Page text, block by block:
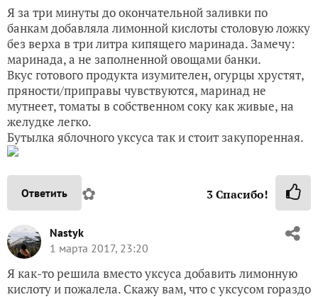
Я за три минуты до окончательной заливки по
банкам добавляла лимонной кислоты столовую ложку
без верха в три литра кипящего маринада. Замечу:
маринада, а не заполненной овощами банки.
Вкус готового продукта изумителен, огурцы хрустят,
пряности/приправы чувствуются, маринад не
мутнеет, томаты в собственном соку как живые, на
желудке легко.
Бутылка яблочного уксуса так и стоит закупоренная.
Ответить ✿ 3Спасибо!
Nastyk
1 марта 2017, 23:20
Я как-то решила вместо уксуса добавить лимонную
кислоту и пожалела. Скажу вам, что с уксусом гораздо